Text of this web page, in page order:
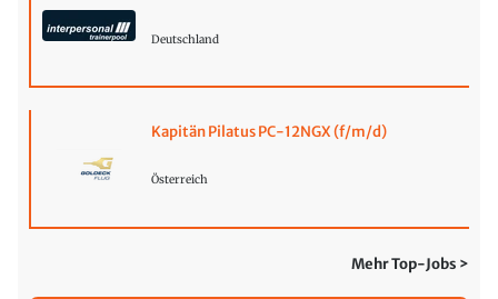
Deutschland
Kapitän Pilatus PC-12NGX (f/m/d)
Österreich
Mehr Top-Jobs >